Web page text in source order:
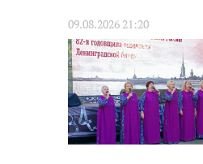
09.08.2026 21:20